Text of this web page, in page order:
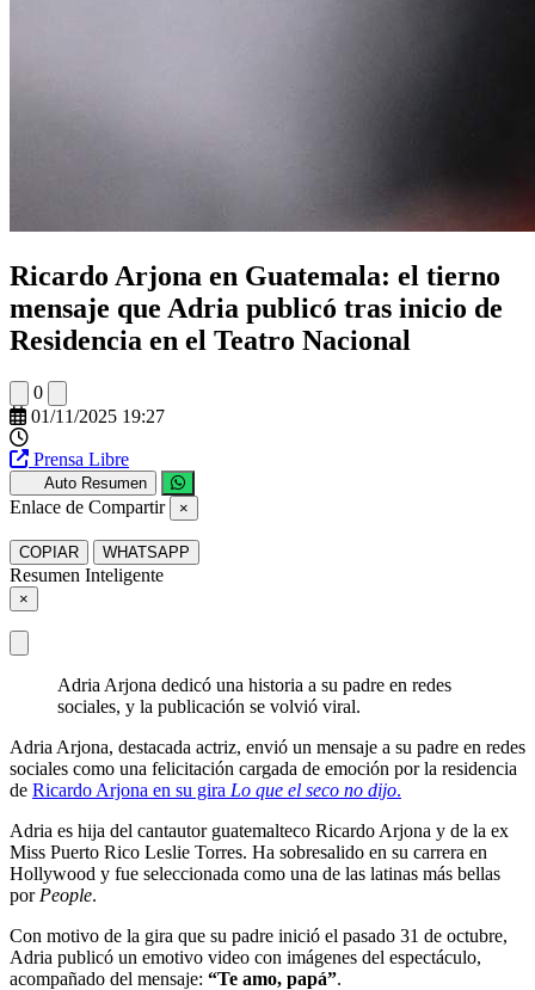
Ricardo Arjona en Guatemala: el tierno
mensaje que Adria publicó tras inicio de
Residencia en el Teatro Nacional
0
01/11/2025 19:27
Prensa Libre
Auto Resumen
Enlace de Compartir ×
COPIAR WHATSAPP
Resumen Inteligente
×
Adria Arjona dedicó una historia a su padre en redes
sociales, y la publicación se volvió viral.
Adria Arjona, destacada actriz, envió un mensaje a su padre en redes
sociales como una felicitación cargada de emoción por la residencia
de Ricardo Arjona en su gira Lo que el seco no dijo.
Adria es hija del cantautor guatemalteco Ricardo Arjona y de la ex
Miss Puerto Rico Leslie Torres. Ha sobresalido en su carrera en
Hollywood y fue seleccionada como una de las latinas más bellas
por People.
Con motivo de la gira que su padre inició el pasado 31 de octubre,
Adria publicó un emotivo video con imágenes del espectáculo,
acompañado del mensaje: “Te amo, papá”.